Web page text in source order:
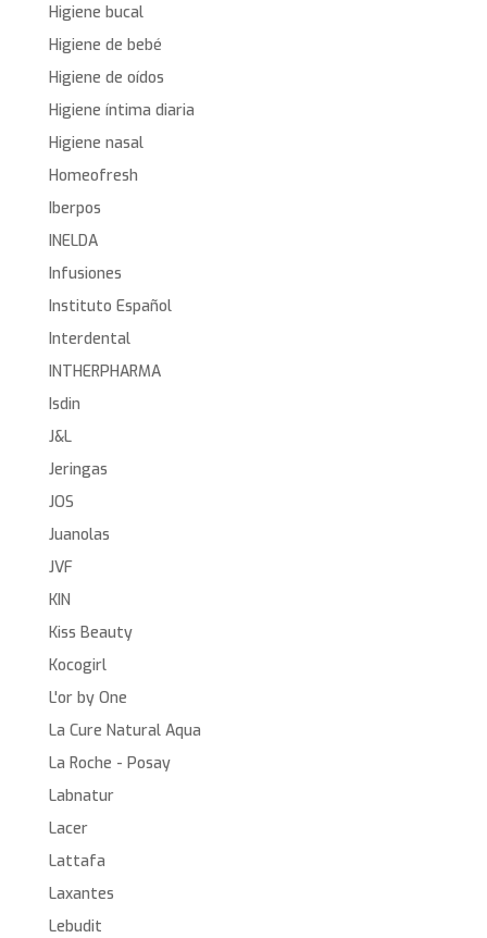
Higiene bucal
Higiene de bebé
Higiene de oídos
Higiene íntima diaria
Higiene nasal
Homeofresh
Iberpos
INELDA
Infusiones
Instituto Español
Interdental
INTHERPHARMA
Isdin
J&L
Jeringas
JOS
Juanolas
JVF
KIN
Kiss Beauty
Kocogirl
L'or by One
La Cure Natural Aqua
La Roche - Posay
Labnatur
Lacer
Lattafa
Laxantes
Lebudit